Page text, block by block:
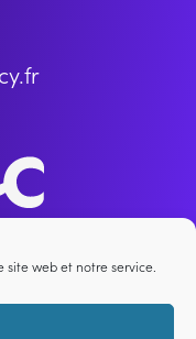
site web et notre service.
l’ADEC